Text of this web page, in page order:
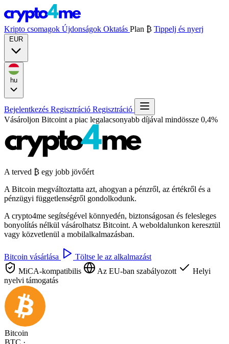
Kripto csomagok Újdonságok Oktatás Plan ₿ Tippelj és nyerj
Bejelentkezés Regisztráció Regisztráció
Vásároljon Bitcoint a piac legalacsonyabb díjával mindössze 0,4%
A terved ₿ egy jobb jövőért
A Bitcoin megváltoztatta azt, ahogyan a pénzről, az értékről és a
pénzügyi függetlenségről gondolkodunk.
A crypto4me segítségével könnyedén, biztonságosan és felesleges
bonyolítás nélkül vásárolhatsz Bitcoint. A weboldalunkon keresztül
vagy közvetlenül a mobilalkalmazásban.
Bitcoin vásárlása
Töltse le az alkalmazást
MiCA-kompatibilis
Az EU-ban szabályozott
Helyi
nyelvi támogatás
Bitcoin
BTC ·